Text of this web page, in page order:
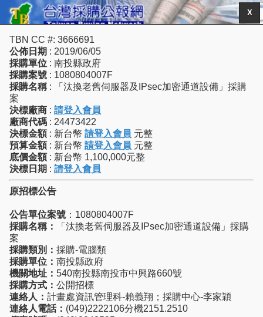
X
TBN CC #: 3666691
公佈日期 : 2019/06/05
採購單位 : 南投縣政府
採購案號 : 1080804007F
採購名稱 : 「汰換老舊伺服器及IPsec加密通道設備」採購
案
決標廠商 : 請登入會員
廠商代碼 : 24473422
決標金額 : 新台幣 請登入會員 元整
預算金額 : 新台幣 請登入會員 元整
底價金額 : 新台幣 1,100,000元整
決標日期 : 請登入會員
原招標公告
公告單位案號 ：1080804007F
採購名稱：
「汰換老舊伺服器及IPsec加密通道設備」採購
案
採購類別： 採購-電腦類
採購單位： 南投縣政府
機關地址： 540南投縣南投市中興路660號
採購方式： 公開招標
連絡人： 計畫處資訊管理科-賴義翔；採購中心-李家穎
連絡人電話： (049)2222106分機2151.2510